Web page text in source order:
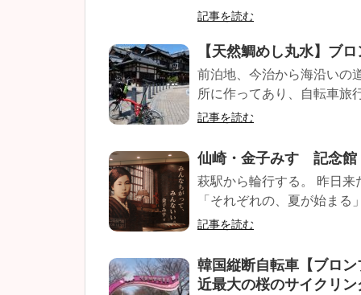
記事を読む
【天然鯛めし丸水】ブ
前泊地、今治から海沿いの
所に作ってあり、自転車旅
記事を読む
仙崎・金子みすゞ記念館
萩駅から輪行する。 昨日
「それぞれの、夏が始まる
記事を読む
韓国縦断自転車【ブロ
近最大の桜のサイクリ